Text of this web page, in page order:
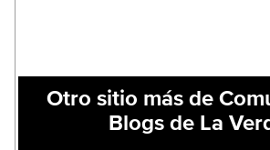
Otro sitio más de
Blogs de La